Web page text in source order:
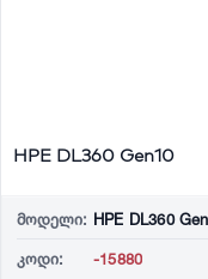
HPE DL360 Gen10
მოდელი: HPE DL360
კოდი: -15880